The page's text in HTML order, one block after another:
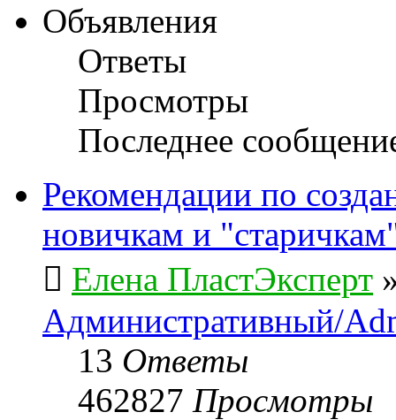
Объявления
Ответы
Просмотры
Последнее
Рекомендации по
новичкам и
Елена ПластЭксперт
Административный/
13 Ответы
462827 Просмотры